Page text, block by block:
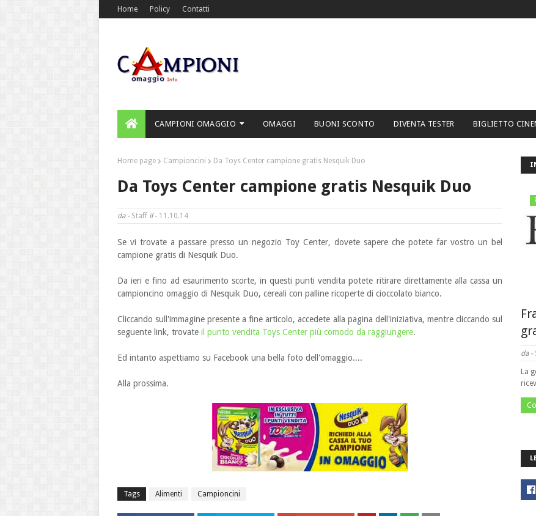
Home Policy Contatti
CAMPIONI OMAGGIO OMAGGI BUONI SCONTO DIVENTA TESTER BIGLIETTO
Home page Campioncini Da Toys Center campione gratis Nesquik Duo
Da Toys Center campione gratis Nesquik Duo
da - Staff il - 11.10.14
Se vi trovate a passare presso un negozio Toy Center, dovete sapere che potete far vostro un bel
campione gratis di Nesquik Duo.
Da ieri e fino ad esaurimento scorte, in questi punti vendita potete ritirare direttamente alla cassa un
campioncino omaggio di Nesquik Duo, cereali con palline ricoperte di cioccolato bianco.
Cliccando sull'immagine presente a fine articolo, accedete alla pagina dell'iniziativa, mentre cliccando sul
seguente link, trovate il punto vendita Toys Center più comodo da raggiungere.
Ed intanto aspettiamo su Facebook una bella foto dell'omaggio....
Alla prossima.
Tags Alimenti Campioncini
da -
La